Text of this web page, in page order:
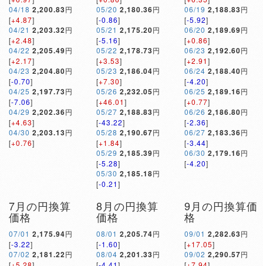
04/18 2,200.83円
[+4.87]
04/21 2,203.32円
[+2.48]
04/22 2,205.49円
[+2.17]
04/23 2,204.80円
[-0.70]
04/25 2,197.73円
[-7.06]
04/29 2,202.36円
[+4.63]
04/30 2,203.13円
[+0.76]
05/20 2,180.36円
[-0.86]
05/21 2,175.20円
[-5.16]
05/22 2,178.73円
[+3.53]
05/23 2,186.04円
[+7.30]
05/26 2,232.05円
[+46.01]
05/27 2,188.83円
[-43.22]
05/28 2,190.67円
[+1.84]
05/29 2,185.39円
[-5.28]
05/30 2,185.18円
[-0.21]
06/19 2,188.83円
[-5.92]
06/20 2,189.69円
[+0.86]
06/23 2,192.60円
[+2.91]
06/24 2,188.40円
[-4.20]
06/25 2,189.16円
[+0.77]
06/26 2,186.80円
[-2.36]
06/27 2,183.36円
[-3.44]
06/30 2,179.16円
[-4.20]
7月の円換算
価格
07/01 2,175.94円
[-3.22]
07/02 2,181.22円
8月の円換算
価格
08/01 2,205.74円
[-1.60]
08/04 2,201.33円
9月の円換算価
格
09/01 2,282.63円
[+17.05]
09/02 2,290.57円